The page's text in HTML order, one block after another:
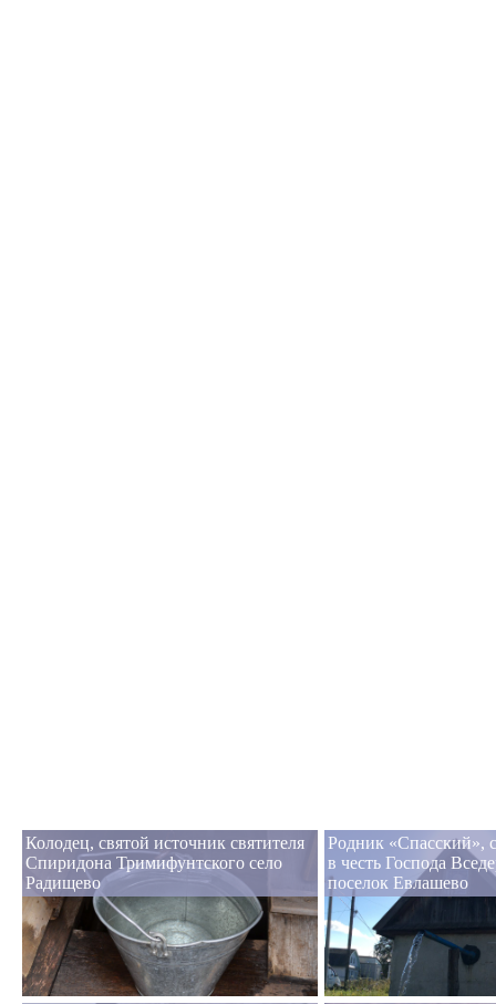
Колодец, святой источник святителя
Спиридона Тримифунтского село
Радищево
Родник «Спасский»,
в честь Господа
поселок Евлашево